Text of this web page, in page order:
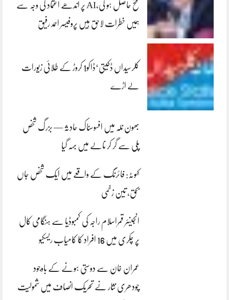
فتح حاصل ہو گی،AI پر اندھے اعتماد کی وجہ سے
ہمیں خطرات لاحق ہیں پروفیسر احمد رفیق
کلرسیداں ڈکیتی‘ڈاکو1 کروڑ کے طلائی زیورات
لے اڑے
بھون نلہ میں افسوسناک حادثہ — بزرگ شخص
پلی سے گر کر نالے میں بہہ گیا
کہوٹہ: فائرنگ کے واقعے میں ایک شخص جاں
بحق، تین زخمی
انجینئر قمراسلام راجہ کی کمبوڈیا سے ہنگامی کال
پر چکری میں 16 افراد کا کامیاب ریسکیو
عمران خان سے دوستی ہونے کے باوجود
چودھری نثار نے تحریک انصاف میں شمولیت